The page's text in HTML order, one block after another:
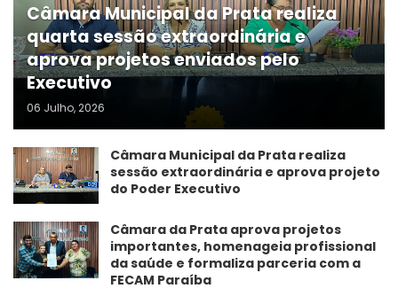
Câmara Municipal da Prata realiza
quarta sessão extraordinária e
aprova projetos enviados pelo
Executivo
06 Julho, 2026
Câmara Municipal da Prata realiza
sessão extraordinária e aprova projeto
do Poder Executivo
​Câmara da Prata aprova projetos
importantes, homenageia profissional
da saúde e formaliza parceria com a
FECAM Paraíba